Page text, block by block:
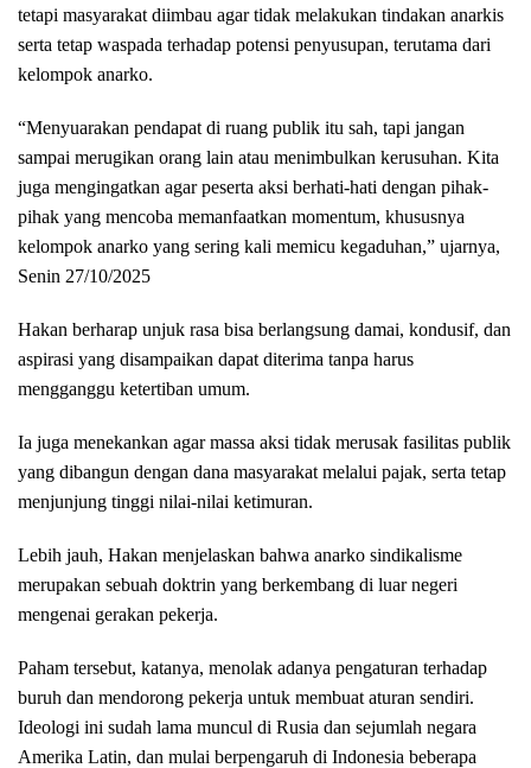
tetapi masyarakat diimbau agar tidak melakukan tindakan anarkis
serta tetap waspada terhadap potensi penyusupan, terutama dari
kelompok anarko.
“Menyuarakan pendapat di ruang publik itu sah, tapi jangan
sampai merugikan orang lain atau menimbulkan kerusuhan. Kita
juga mengingatkan agar peserta aksi berhati-hati dengan pihak-
pihak yang mencoba memanfaatkan momentum, khususnya
kelompok anarko yang sering kali memicu kegaduhan,” ujarnya,
Senin 27/10/2025
Hakan berharap unjuk rasa bisa berlangsung damai, kondusif, dan
aspirasi yang disampaikan dapat diterima tanpa harus
mengganggu ketertiban umum.
Ia juga menekankan agar massa aksi tidak merusak fasilitas publik
yang dibangun dengan dana masyarakat melalui pajak, serta tetap
menjunjung tinggi nilai-nilai ketimuran.
Lebih jauh, Hakan menjelaskan bahwa anarko sindikalisme
merupakan sebuah doktrin yang berkembang di luar negeri
mengenai gerakan pekerja.
Paham tersebut, katanya, menolak adanya pengaturan terhadap
buruh dan mendorong pekerja untuk membuat aturan sendiri.
Ideologi ini sudah lama muncul di Rusia dan sejumlah negara
Amerika Latin, dan mulai berpengaruh di Indonesia beberapa